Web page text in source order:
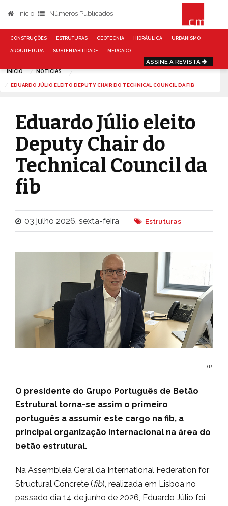
Início Números Publicados
CONSTRUÇÕES ESTRUTURAS GEOTECNIA HIDRÁULICA URBANISMO
ARQUITETURA SUSTENTABILIDADE MERCADO
ASSINE A REVISTA
INÍCIO NOTÍCIAS
EDUARDO JÚLIO ELEITO DEPUTY CHAIR DO TECHNICAL COUNCIL DA FIB
Eduardo Júlio eleito
Deputy Chair do
Technical Council da
fib
03 julho 2026, sexta-feira Estruturas
D.R.
O presidente do Grupo Português de Betão
Estrutural torna-se assim o primeiro
português a assumir este cargo na fib, a
principal organização internacional na área do
betão estrutural.
Na Assembleia Geral da International Federation for
Structural Concrete (fib), realizada em Lisboa no
passado dia 14 de junho de 2026, Eduardo Júlio foi